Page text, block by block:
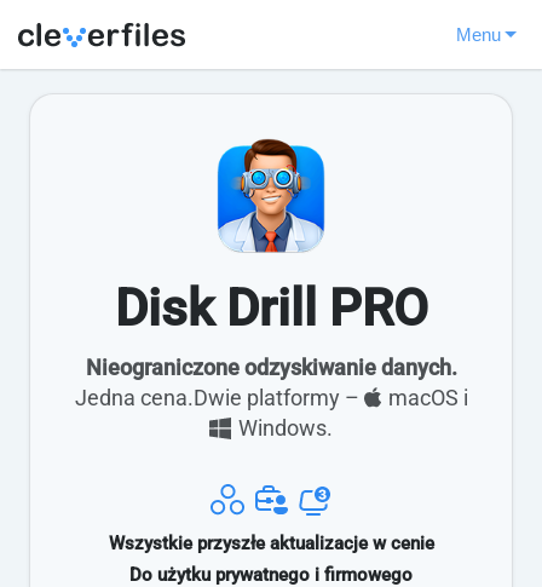
Menu
Disk Drill PRO
Nieograniczone odzyskiwanie danych.
Jedna cena.Dwie platformy – macOS i
Windows.
Wszystkie przyszłe aktualizacje w cenie
Do użytku prywatnego i firmowego